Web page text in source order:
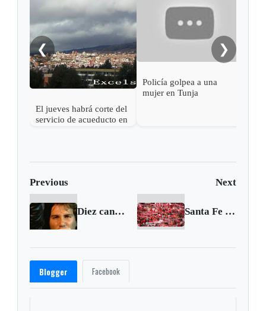
❮
El jueves habrá corte del
servicio de acueducto en
Policía golpea a una
mujer en Tunja
❯
Previous Next
Diez canciones para mantener vivo el recuerdo de Elkin Ramírez Santa Fe se quedó con la Súperliga 2017
Blogger Facebook